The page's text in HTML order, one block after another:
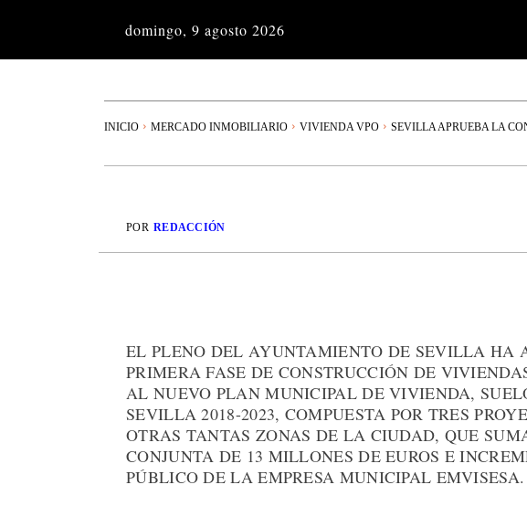
domingo, 9 agosto 2026
INICIO MERCADO INMOBILIARIO VIVIENDA VPO SEVILLA APRUEBA LA
POR REDACCIÓN
EL PLENO DEL AYUNTAMIENTO DE SEVILLA HA
PRIMERA FASE DE CONSTRUCCIÓN DE
AL NUEVO PLAN MUNICIPAL DE VIVIENDA,
SEVILLA 2018-2023, COMPUESTA POR TRES
OTRAS TANTAS ZONAS DE LA CIUDAD, QUE
CONJUNTA DE 13 MILLONES DE EUROS E
PÚBLICO DE LA EMPRESA MUNICIPAL EMVISESA.